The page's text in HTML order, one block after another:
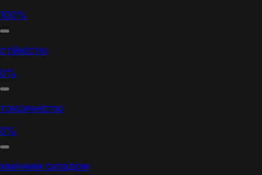
100%
стійкістю
0%
токсичністю
0%
хімічним складом